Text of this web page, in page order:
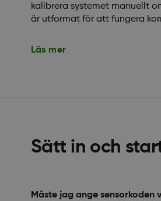
kalibrera systemet manuellt
är utformat för att fungera
Läs mer
Sätt in och
Måste jag ange sensorkoden